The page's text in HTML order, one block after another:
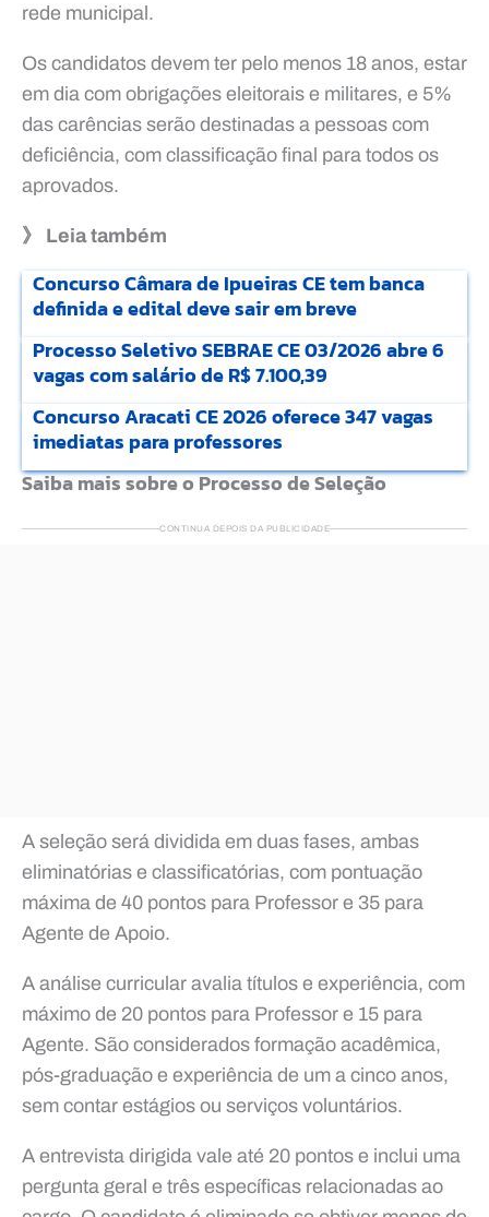
rede municipal.
Os candidatos devem ter pelo menos 18 anos, estar
em dia com obrigações eleitorais e militares, e 5%
das carências serão destinadas a pessoas com
deficiência, com classificação final para todos os
aprovados.
》 Leia também
Concurso Câmara de Ipueiras CE tem banca
definida e edital deve sair em breve
Processo Seletivo SEBRAE CE 03/2026 abre 6
vagas com salário de R$ 7.100,39
Concurso Aracati CE 2026 oferece 347 vagas
imediatas para professores
Saiba mais sobre o Processo de Seleção
CONTINUA DEPOIS DA PUBLICIDADE
A seleção será dividida em duas fases, ambas
eliminatórias e classificatórias, com pontuação
máxima de 40 pontos para Professor e 35 para
Agente de Apoio.
A análise curricular avalia títulos e experiência, com
máximo de 20 pontos para Professor e 15 para
Agente. São considerados formação acadêmica,
pós-graduação e experiência de um a cinco anos,
sem contar estágios ou serviços voluntários.
A entrevista dirigida vale até 20 pontos e inclui uma
pergunta geral e três específicas relacionadas ao